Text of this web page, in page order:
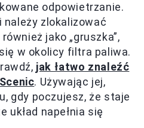
odpowietrzanie.
należy zlokalizować
jako „gruszka”,
w okolicy filtra paliwa.
jak łatwo znaleźć
. Używając jej,
gdy poczujesz, że staje
układ napełnia się